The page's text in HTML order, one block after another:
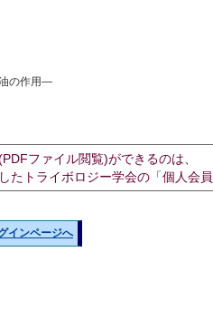
の作用―
ファイル閲覧)ができるのは、
たトライボロジー学会の「個人会
インページへ